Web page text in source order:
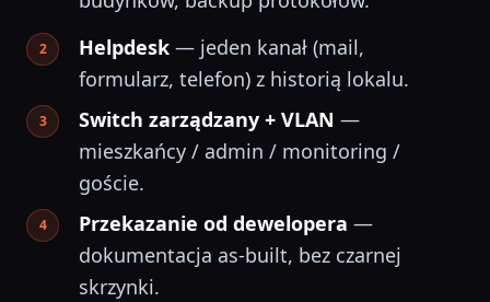
Helpdesk — jeden kanał (mail,
formularz, telefon) z historią lokalu.
Switch zarządzany + VLAN —
mieszkańcy / admin / monitoring /
goście.
Przekazanie od dewelopera —
dokumentacja as-built, bez czarnej
skrzynki.